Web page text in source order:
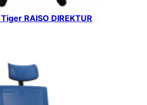
RAISO DIREKTUR